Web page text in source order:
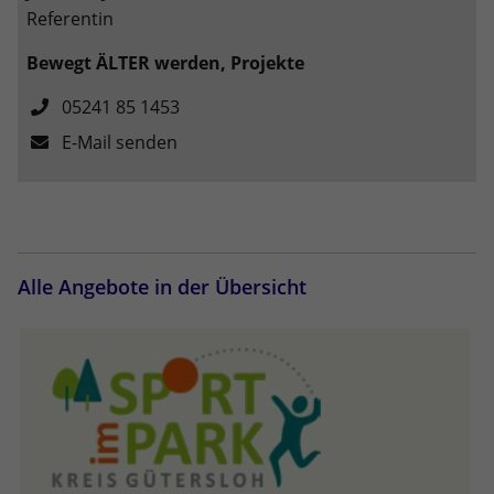
Referentin
Bewegt ÄLTER werden, Projekte
05241 85 1453
E-Mail senden
Alle Angebote in der Übersicht
Zweck
Wird verwendet, um den Sitzungsstatus
zu erhalten.